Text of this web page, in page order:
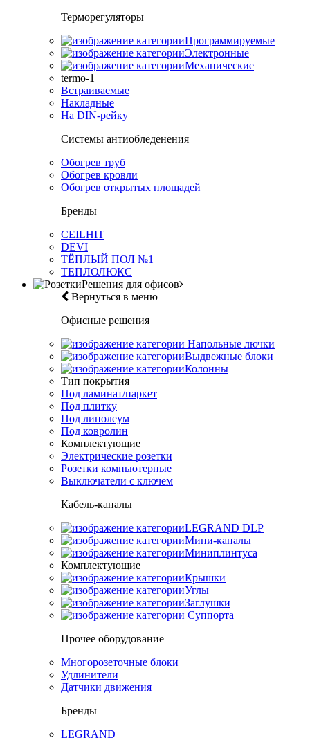
Терморегуляторы
Программируемые
Электронные
Механические
termo-1
Встраиваемые
Накладные
На DIN-рейку
Системы антиобледенения
Обогрев труб
Обогрев кровли
Обогрев открытых площадей
Бренды
CEILHIT
DEVI
ТЁПЛЫЙ ПОЛ №1
ТЕПЛОЛЮКС
Решения для офисов
Вернуться в меню
Офисные решения
Напольные лючки
Выдвежные блоки
Колонны
Тип покрытия
Под ламинат/паркет
Под плитку
Под линолеум
Под ковролин
Комплектующие
Электрические розетки
Розетки компьютерные
Выключатели с ключем
Кабель-каналы
LEGRAND DLP
Мини-каналы
Миниплинтуса
Комплектующие
Крышки
Углы
Заглушки
Суппорта
Прочее оборудование
Многорозеточные блоки
Удлинители
Датчики движения
Бренды
LEGRAND